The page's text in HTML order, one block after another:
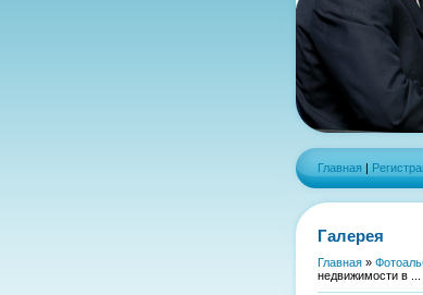
Главная |
Галерея
Главная »
недвижимости в ...